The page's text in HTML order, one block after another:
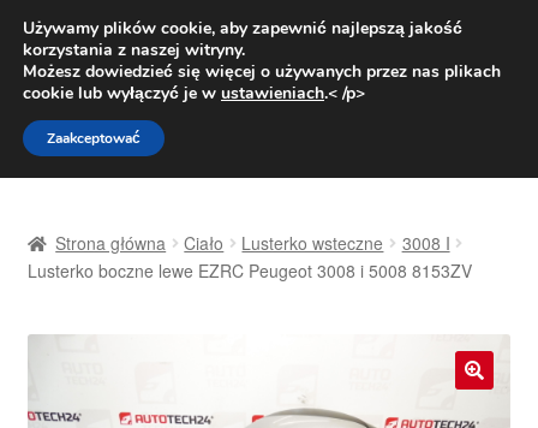
DOSTAWA od 31 zł
Pn.-pt. 9:00-16:00800 003 167
Przejdź
do
nawigacji
Przejdź
do
treści
Dostawa
Strona główna Ciało Lusterko wsteczne
3008 I
Lusterko boczne lewe EZRC Peugeot 3008 i 5008 8153ZV
Używamy plików cookie, aby zapewnić najlepszą jakość
korzystania z naszej witryny.
Możesz dowiedzieć się więcej o używanych przez nas plikach
cookie lub wyłączyć je w ustawieniach.< /p>
Zaakceptować